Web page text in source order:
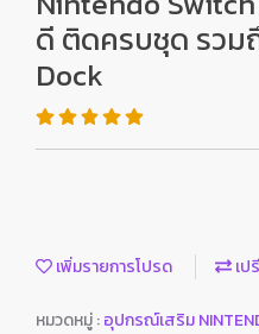
ดี ติดครบชุด รวม
Dock
เพิ่มรายการโปรด เป
หมวดหมู่ :อุปกรณ์เสริม